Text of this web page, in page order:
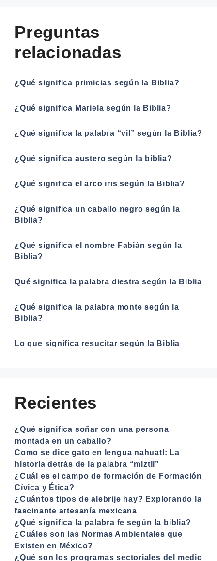
Preguntas
relacionadas
¿Qué significa primicias según la Biblia?
¿Qué significa Mariela según la Biblia?
¿Qué significa la palabra “vil” según la Biblia?
¿Qué significa austero según la biblia?
¿Qué significa el arco iris según la Biblia?
¿Qué significa un caballo negro según la
Biblia?
¿Qué significa el nombre Fabián según la
Biblia?
Qué significa la palabra diestra según la Biblia
¿Qué significa la palabra monte según la
Biblia?
Lo que significa resucitar según la Biblia
Recientes
¿Qué significa soñar con una persona
montada en un caballo?
Como se dice gato en lengua nahuatl: La
historia detrás de la palabra “miztli”
¿Cuál es el campo de formación de Formación
Cívica y Ética?
¿Cuántos tipos de alebrije hay? Explorando la
fascinante artesanía mexicana
¿Qué significa la palabra fe según la biblia?
¿Cuáles son las Normas Ambientales que
Existen en México?
¿Qué son los programas sectoriales del medio